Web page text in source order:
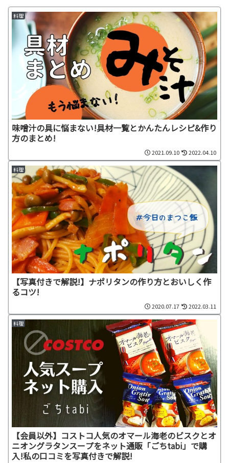
料理
味噌汁の具に悩まない!具材一覧とかんたんレシピ&作り
方のまとめ!
2021.09.10 2022.04.10
料理
【写真付きで解説!】ナポリタンの作り方とおいしく作
るコツ!
2020.07.17 2022.03.11
料理
【会員以外】コストコ人気のオマール海老のビスクとオ
ニオングラタンスープをネット通販「ごちtabi」で購
入!私の口コミを写真付きで解説!